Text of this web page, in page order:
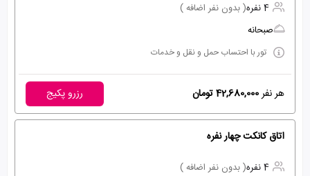
4 نفره
( بدون نفر اضافه )
صبحانه
تور با احتساب حمل و نقل و خدمات
هر نفر42,680,000 تومان رزرو پکیج
اتاق کانکت چهار نفره
4 نفره
( بدون نفر اضافه )